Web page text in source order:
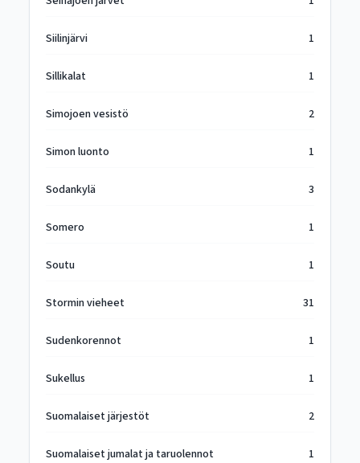
Siilinjärvi 1
Sillikalat 1
Simojoen vesistö 2
Simon luonto 1
Sodankylä 3
Somero 1
Soutu 1
Stormin vieheet 31
Sudenkorennot 1
Sukellus 1
Suomalaiset järjestöt 2
Suomalaiset jumalat ja taruolennot 1